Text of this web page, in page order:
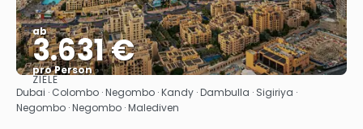
ab
3.631 €
pro Person
Sehen
ZIELE
Dubai · Colombo · Negombo · Kandy · Dambulla · Sigiriya ·
Negombo · Negombo · Malediven